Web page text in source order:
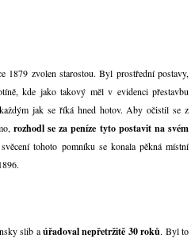
zvolen starostou. Byl prostřední postavy,
kde jako takový měl v evidenci přestavbu
jak se říká hned hotov. Aby očistil se z
rozhodl se za peníze tyto postavit na svém
tohoto pomníku se konala pěkná místní
slib aúřadoval nepřetržitě 30 roků. Byl to